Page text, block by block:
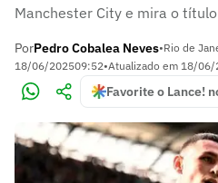
Manchester City e mira o
PorPedro Cobalea Neves•Rio de
18/06/202509:52•Atualizado em 18/06/
Favorite o Lance!